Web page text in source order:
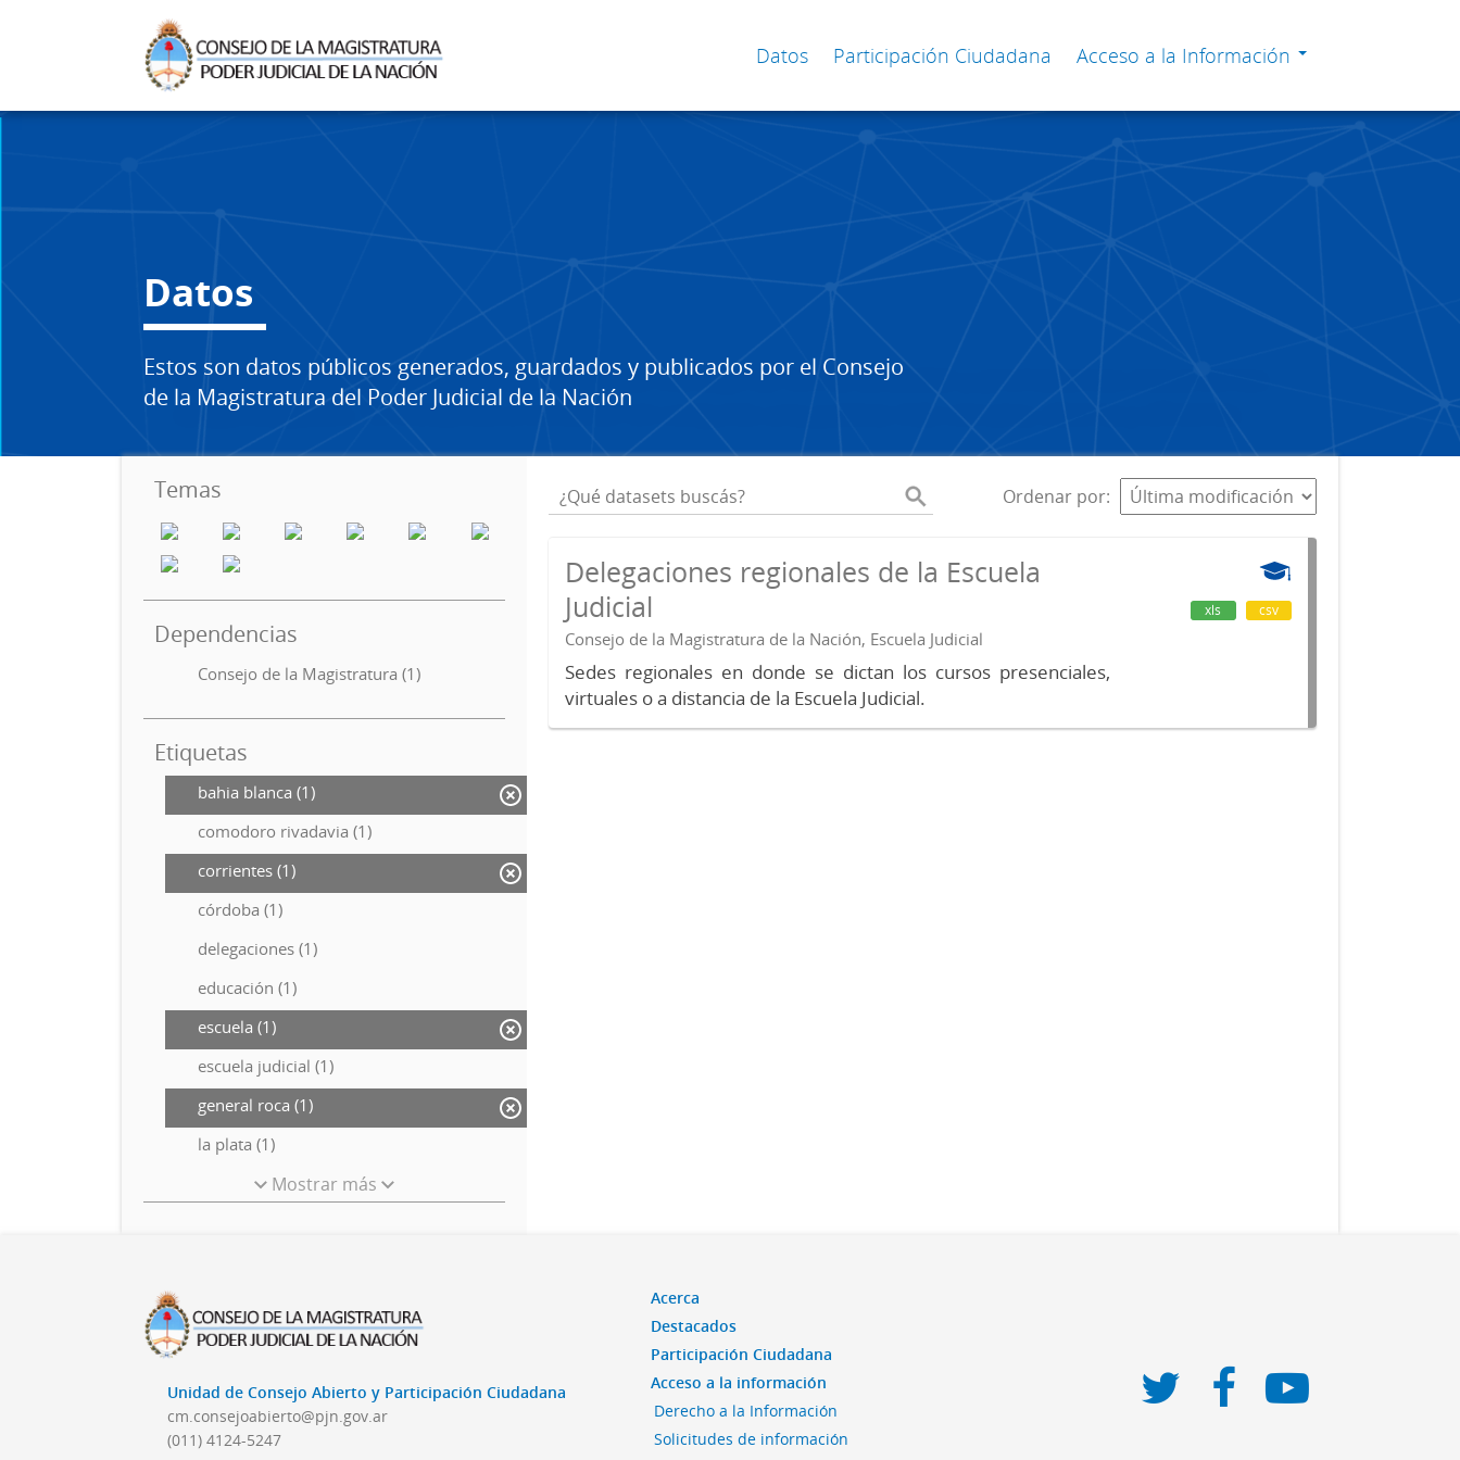
Datos Participación Ciudadana Acceso a la Información
Datos
Estos son datos públicos generados, guardados y publicados por el Consejo
de la Magistratura del Poder Judicial de la Nación
Temas
Dependencias
Consejo de la Magistratura (1)
Etiquetas
bahia blanca (1)
comodoro rivadavia (1)
corrientes (1)
córdoba (1)
delegaciones (1)
educación (1)
escuela (1)
escuela judicial (1)
general roca (1)
la plata (1)
Mostrar más
Ordenar por
Delegaciones regionales de la Escuela
Judicial
Consejo de la Magistratura de la Nación, Escuela Judicial
Sedes regionales en donde se dictan los cursos presenciales,
virtuales o a distancia de la Escuela Judicial.
xls csv
Unidad de Consejo Abierto y Participación Ciudadana
cm.consejoabierto@pjn.gov.ar
(011) 4124-5247
Acerca
Destacados
Participación Ciudadana
Acceso a la información
Derecho a la Información
Solicitudes de información